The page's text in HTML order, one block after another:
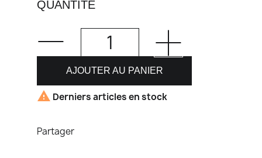
QUANTITÉ
AJOUTER AU PANIER
 Derniers articles en stock
Partager